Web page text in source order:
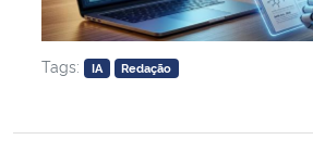
Tags: IA Redação